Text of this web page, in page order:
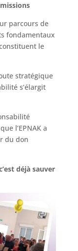
parcours de
fondamentaux
le
stratégique
s’élargit
l’EPNAK a
du don
déjà sauver